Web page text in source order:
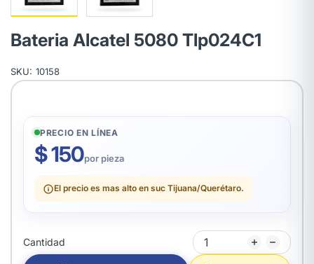
Bateria Alcatel 5080 Tlp024C1
SKU: 10158
PRECIO EN LÍNEA
$ 150por pieza
El precio es mas alto en suc Tijuana/Querétaro.
Cantidad